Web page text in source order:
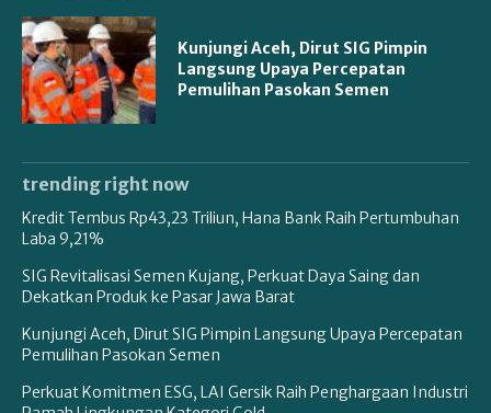
Kunjungi Aceh, Dirut SIG Pimpin
Langsung Upaya Percepatan
Pemulihan Pasokan Semen
trending right now
Kredit Tembus Rp43,23 Triliun, Hana Bank Raih Pertumbuhan
Laba 9,21%
SIG Revitalisasi Semen Kujang, Perkuat Daya Saing dan
Dekatkan Produk ke Pasar Jawa Barat
Kunjungi Aceh, Dirut SIG Pimpin Langsung Upaya Percepatan
Pemulihan Pasokan Semen
Perkuat Komitmen ESG, LAI Gersik Raih Penghargaan Industri